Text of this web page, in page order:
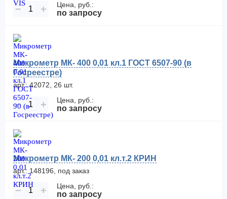
− + Цена, руб.:
по запросу
Микрометр МК- 400 0,01 кл.1 ГОСТ 6507-90 (в
Госреестре)
арт.: 42072, 26 шт.
− + Цена, руб.:
по запросу
Микрометр МК- 200 0,01 кл.т.2 КРИН
арт.: 148196, под заказ
− + Цена, руб.:
по запросу